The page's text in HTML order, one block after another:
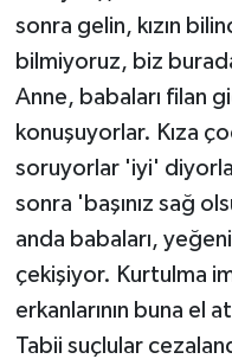
sonra gelin, kızın
bilmiyoruz, biz
Anne, babaları filan
konuşuyorlar. Kıza
soruyorlar 'iyi'
sonra 'başınız sağ
anda babaları,
çekişiyor. Kurtulma
erkanlarının buna el
Tabii suçlular